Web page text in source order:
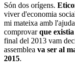
Són dos orígens.
viver d'economia
mi mateixa amb
comprovarque
final del 2013 vam
assemblea va ser al
2015.